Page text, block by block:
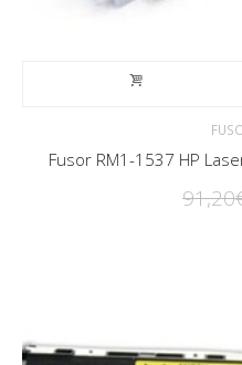
Fusor RM1-1537 HP
91,20